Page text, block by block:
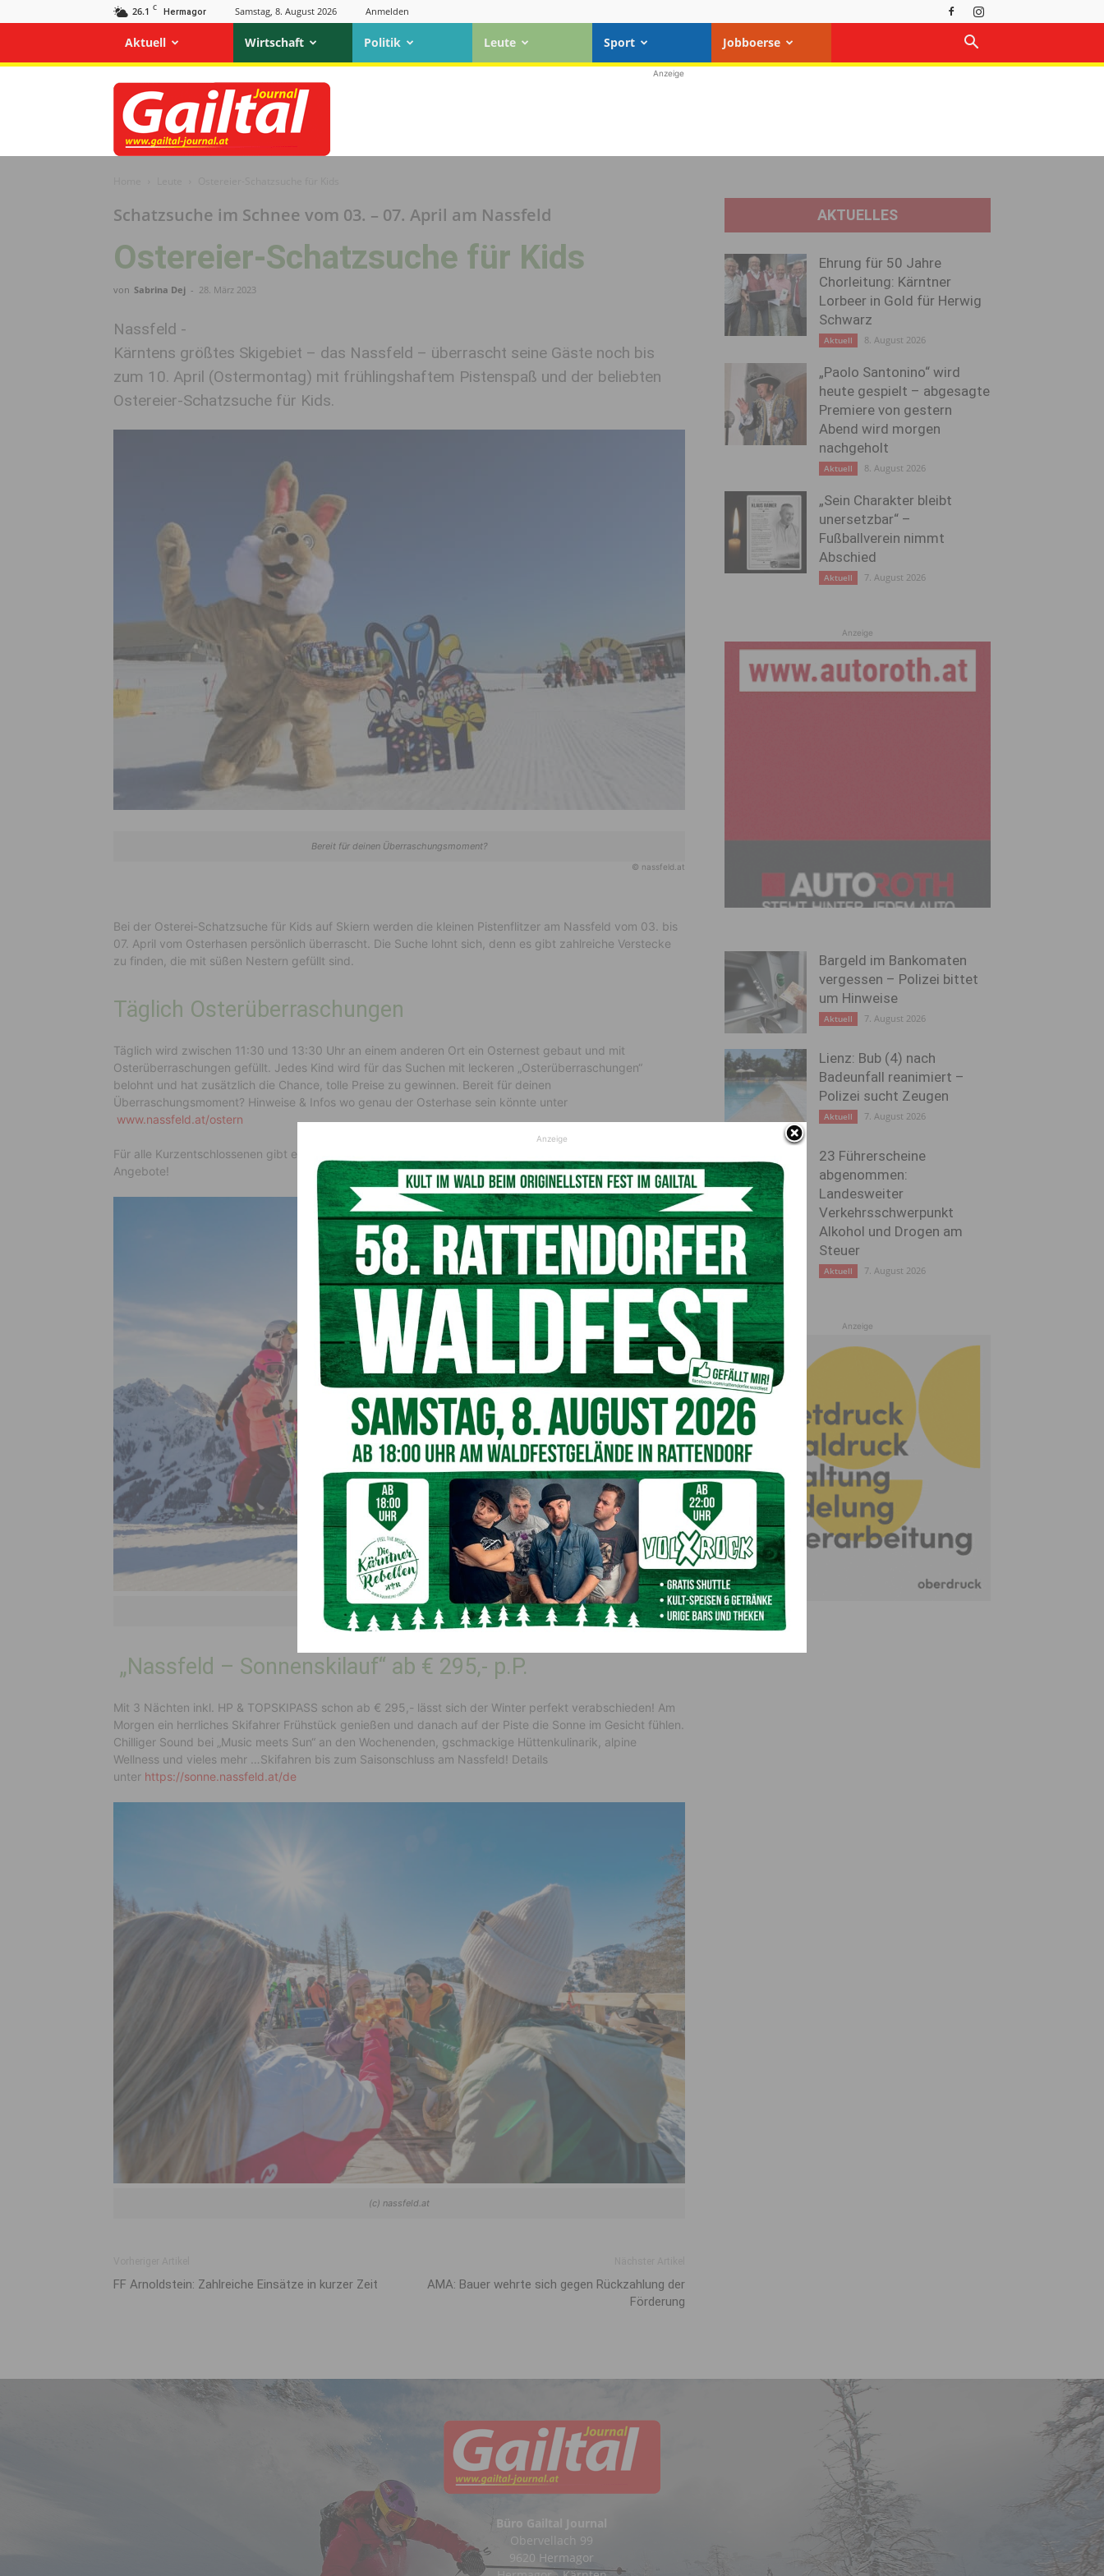
26.1 C Hermagor Samstag, 8. August 2026 Anmelden
Aktuell Wirtschaft Politik Leute Sport Jobboerse
Gailtal
Journal
Anzeige
Schatzsuche im Schnee vom 03. – 07. April am Nassfeld
Ostereier-Schatzsuche für Kids
von Sabrina Dej - 28. März 2023
Nassfeld -
Kärntens größtes Skigebiet – das Nassfeld – überrascht seine Gäste noch bis
zum 10. April (Ostermontag) mit frühlingshaftem Pistenspaß und der beliebten
Ostereier-Schatzsuche für Kids.
Bereit für deinen Überraschungsmoment?
© nassfeld.at
Bei der Osterei-Schatzsuche für Kids auf Skiern werden die kleinen Pistenflitzer am Nassfeld vom 03. bis
07. April vom Osterhasen persönlich überrascht. Die Suche lohnt sich, denn es gibt zahlreiche Verstecke
zu finden, die mit süßen Nestern gefüllt sind.
Täglich Osterüberraschungen
Täglich wird zwischen 11:30 und 13:30 Uhr an einem anderen Ort ein Osternest gebaut und mit
Osterüberraschungen gefüllt. Jedes Kind wird für das Suchen mit leckeren „Osterüberraschungen“
belohnt und hat zusätzlich die Chance, tolle Preise zu gewinnen. Bereit für deinen
Überraschungsmoment? Hinweise & Infos wo genau der Osterhase sein könnte unter
www.nassfeld.at/ostern
Für alle Kurzentschlossenen gibt es außerdem noch bis Ostern (10.04.) überraschend großzügige
Angebote!
Sonnenschilauf am Nassfeld (c) nassfeld.at
„Nassfeld – Sonnenskilauf“ ab € 295,- p.P.
Mit 3 Nächten inkl. HP & TOPSKIPASS schon ab € 295,- lässt sich der Winter perfekt verabschieden! Am
Morgen ein herrliches Skifahrer Frühstück genießen und danach auf der Piste die Sonne im Gesicht fühlen.
Chilliger Sound bei „Music meets Sun“ an den Wochenenden, gschmackige Hüttenkulinarik, alpine
Wellness und vieles mehr …Skifahren bis zum Saisonschluss am Nassfeld! Details
unter https://sonne.nassfeld.at/de
(c) nassfeld.at
FF Arnoldstein: Zahlreiche Einsätze in kurzer Zeit
AMA: Bauer wehrte sich gegen Rückzahlung der
Förderung
AKTUELLES
Ehrung für 50 Jahre
Chorleitung: Kärntner
Lorbeer in Gold für Herwig
Schwarz
Aktuell 8. August 2026
„Paolo Santonino“ wird
heute gespielt – abgesagte
Premiere von gestern
Abend wird morgen
nachgeholt
Aktuell 8. August 2026
„Sein Charakter bleibt
unersetzbar“ –
Fußballverein nimmt
Abschied
Aktuell 7. August 2026
Anzeige
Bargeld im Bankomaten
vergessen – Polizei bittet
um Hinweise
Aktuell 7. August 2026
Lienz: Bub (4) nach
Badeunfall reanimiert –
Polizei sucht Zeugen
Aktuell 7. August 2026
23 Führerscheine
abgenommen:
Landesweiter
Verkehrsschwerpunkt
Alkohol und Drogen am
Steuer
Aktuell 7. August 2026
Anzeige
Büro Gailtal Journal
Obervellach 99
9620 Hermagor
Anzeige